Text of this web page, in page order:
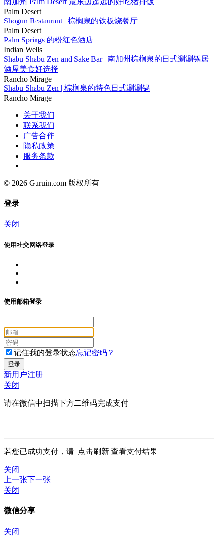
Palm Desert
Shogun Restaurant | 棕榈泉的铁板烧餐厅
Palm Desert
Palm Springs 的粉红色酒店
Indian Wells
Shabu Shabu Zen and Sake Bar | 南加州棕榈泉的日式涮涮锅居
酒屋美食好选择
Rancho Mirage
Shabu Shabu Zen | 棕榈泉的特色日式涮涮锅
Rancho Mirage
关于我们
联系我们
广告合作
隐私政策
服务条款
© 2026 Guruin.com 版权所有
登录
关闭
使用社交网络登录
使用邮箱登录
记住我的登录状态忘记密码？
新用户注册
关闭
请在微信中扫描下方二维码完成支付
若您已成功支付，请 点击刷新 查看支付结果
关闭
上一张下一张
关闭
微信分享
关闭